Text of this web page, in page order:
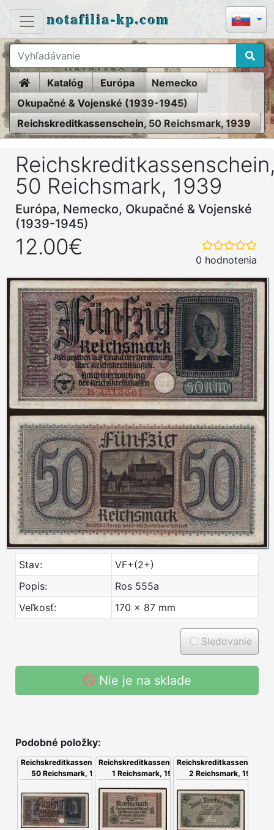
notafilia-kp.com
HomeKatalóg Európa
Nemecko
Okupačné & Vojenské (1939-1945)
Reichskreditkassenschein, 50 Reichsmark, 1939
50 Reichsmark, 1939
Európa, Nemecko, Okupačné & Vojenské
(1939-1945)
12.00€
0 hodnotenia
Stav:
VF+(2+)
Popis:
Ros 555a
Veľkosť:
170 x 87 mm
Sledovanie
Nie je na sklade
Podobné položky:
Reichskreditkassenschein,
50 Reichsmark, 1939
Reichskreditkassenschein,
1 Reichsmark, 1939
Reichskreditkassenschein,
2 Reichsmark, 1939